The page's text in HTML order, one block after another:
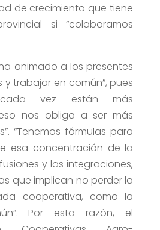
de crecimiento que tiene
si “colaboramos
animado a los presentes
y trabajar en común”, pues
vez están más
nos obliga a ser más
“Tenemos fórmulas para
esa concentración de la
y las integraciones,
que implican no perder la
cooperativa, como la
Por esta razón, el